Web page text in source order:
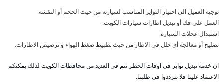
توجيه العميل الى اختيار التواير المناسب لسيارته من حيث الحجم أو النقشة.
العمل على فك أو تبديل اطارات سيارات الكويت.
استبدال عجلات السيارة.
تصليح أو معالجة أي خلل في الاطار من حيث تظبيط ضغط الهواء و ترصيص الاطارات.
ان خدمة تبديل تواير في اوقات الحظر تتم في العديد من محافظات الكويت لذلك يمكنكم
الاعتماد علينا فلا تترددوا في طلبنا.